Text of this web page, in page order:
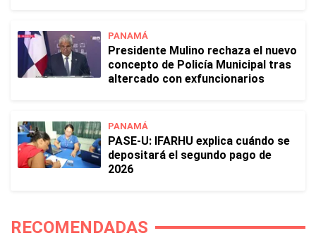
PANAMÁ
Presidente Mulino rechaza el nuevo
concepto de Policía Municipal tras
altercado con exfuncionarios
PANAMÁ
PASE-U: IFARHU explica cuándo se
depositará el segundo pago de
2026
RECOMENDADAS